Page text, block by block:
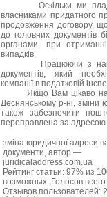
Оскільки ми
власниками придатного
продовження договору,
до головних документів
органами, при
випадків.
Працюючи з нами
документів, який
компанії в податковій
Якщо Вам цікаво
Деснянському р-ні,
також забезпечити
переправлена за
зміна юридичної адреси
документи, автор —
juridicaladdress.com.ua
Рейтинг статьи:97% из
возможных. Голосов
Отзывов пользователей: